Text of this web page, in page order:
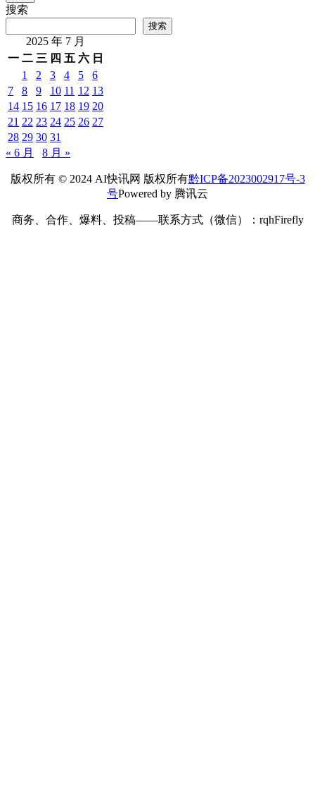
搜索
搜索
2025 年 7 月
一 二 三 四 五 六 日
1
2 3 4 5
6
7
8 9 10 11 12 13
14 15 16 17 18 19 20
21 22 23 24 25 26 27
28 29 30 31
« 6 月
8 月 »
版权所有 © 2024 AI快讯网 版权所有黔ICP备2023002917号-3
号Powered by 腾讯云
商务、合作、爆料、投稿——联系方式（微信）：rqhFirefly